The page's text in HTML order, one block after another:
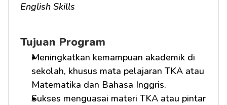
English Skills
Tujuan Program
Meningkatkan kemampuan akademik di
sekolah, khusus mata pelajaran TKA atau
Matematika dan Bahasa Inggris.
Sukses menguasai materi TKA atau pintar